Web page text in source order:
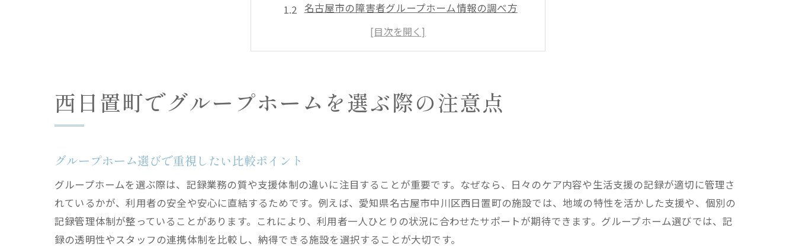
名古屋市の障害者グループホーム情報の調べ方
女性向けグループホーム利用時のポイント
愛知県全域のグループホーム最新動向
グループホーム選定に役立つ一覧の活用術
グループホーム記録業務の基本と現場での工夫
障害者グループホームでの記録業務の実際
精神障害者グループホームでの記録現場紹介
名古屋市の指定共同生活介護の記録対応方法
西日置町でグループホームを選ぶ際の注意点
グループホーム選びで重視したい比較ポイント
グループホームを選ぶ際は、記録業務の質や支援体制の違いに注目することが重要です。なぜなら、日々のケア内容や生活支援の記録が適切に管理さ
れているかが、利用者の安全や安心に直結するためです。例えば、愛知県名古屋市中川区西日置町の施設では、地域の特性を活かした支援や、個別の
記録管理体制が整っていることがあります。これにより、利用者一人ひとりの状況に合わせたサポートが期待できます。グループホーム選びでは、記
録の透明性やスタッフの連携体制を比較し、納得できる施設を選択することが大切です。